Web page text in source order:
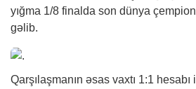
yığma 1/8 finalda son dünya
gəlib.
Qarşılaşmanın əsas vaxtı 1:1 hesabı